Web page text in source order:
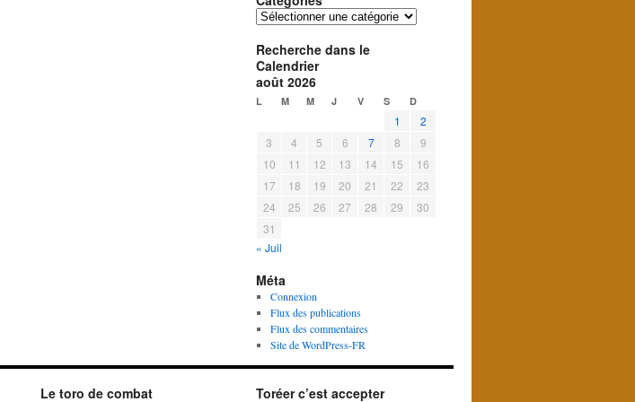
Catégories
Recherche dans le
Calendrier
août 2026
L M M J V S D
1
2
3
4 5 6 7 8
9
10
11 12 13 14 15
16
17
18 19 20 21 22
23
24
25 26 27 28 29
30
31
« Juil
Méta
Connexion
Flux des publications
Flux des commentaires
Site de WordPress-FR
Le toro de combat
Toréer c’est accepter